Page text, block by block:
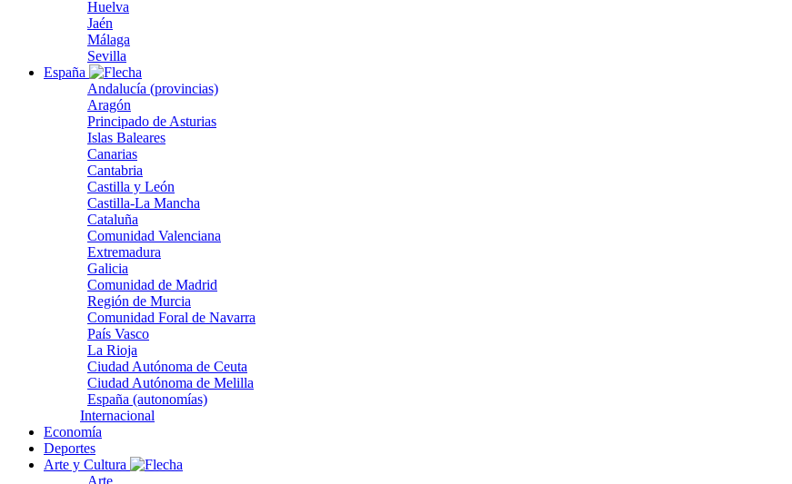
Huelva
Jaén
Málaga
Sevilla
España
Andalucía (provincias)
Aragón
Principado de Asturias
Islas Baleares
Canarias
Cantabria
Castilla y León
Castilla-La Mancha
Cataluña
Comunidad Valenciana
Extremadura
Galicia
Comunidad de Madrid
Región de Murcia
Comunidad Foral de Navarra
País Vasco
La Rioja
Ciudad Autónoma de Ceuta
Ciudad Autónoma de Melilla
España (autonomías)
Internacional
Economía
Deportes
Arte y Cultura